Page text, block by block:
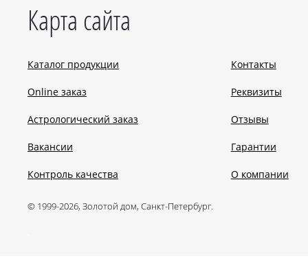
Карта сайта
Каталог продукции
Online заказ
Астрологический заказ
Вакансии
Контроль качества
Контакты
Реквизиты
Отзывы
Гарантии
О компании
© 1999-2026, Золотой дом, Санкт-Петербург.